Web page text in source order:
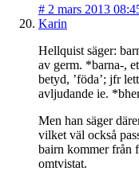
# 2 mars 2013
Karin
Hellquist säger:
av germ. *barna-,
betyd, ’föda’; jfr
avljudande ie.
Men han säger
vilket väl också
bairn kommer från
omtvistat.